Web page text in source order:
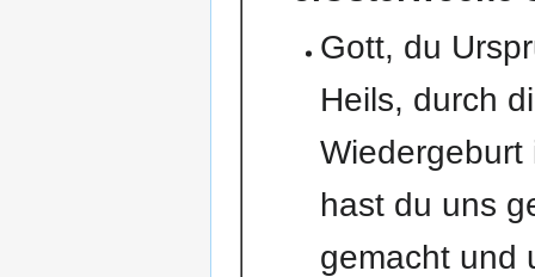
Gott, du
Heils, durch
Wiedergeburt
hast du uns
gemacht und